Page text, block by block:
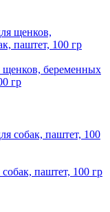
беременных
гр
паштет, 100 гр